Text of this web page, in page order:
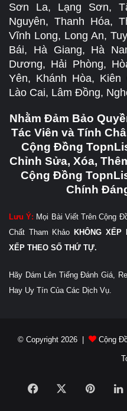
Sơn La, Lạng Sơn,
Nguyên, Thanh Hóa,
Vĩnh Long, Long An,
Bái, Hà Giang, Hà
Dương, Hải Phòng,
Yên, Khánh Hòa,
Lào Cai, Lâm Đồng,
Nhằm Đảm Bảo
Tác Viên và Tính
Cộng Đồng
Chỉnh Sửa, Xóa,
Cộng Đồng
Chính
Lưu Ý: Mọi Bài Viết Trên Cộng
Chất Tham Khảo KHÔNG XẾP
XẾP THEO SỐ THỨ TỰ.
Hãy Dám Lên Tiếng Đánh Giá,
Hay Uy Tín Của Các Dịch Vụ.
© Copyright 2026 | Cộng
Facebook